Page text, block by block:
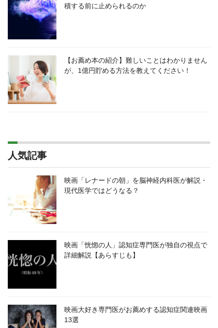
積する前に止められるのか
【お薦め本の紹介】難しいことはわかりません
が、1億円貯める方法を教えてください！
人気記事
映画「レナードの朝」を脳神経内科医が解説・
現代医学ではどうなる？
映画「恍惚の人」認知症専門医が独自の視点で
詳細解説【あらすじも】
映画大好き専門医がお薦めする認知症関連映画
13選